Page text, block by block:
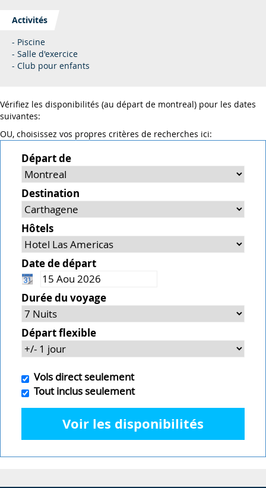
Activités
- Piscine
- Salle d'exercice
- Club pour enfants
Vérifiez les disponibilités (au départ de montreal) pour les dates
suivantes:
OU, choisissez vos propres critères de recherches ici:
Départ de
Destination
Hôtels
Date de départ
Durée du voyage
Départ flexible
Vols direct seulement
Tout inclus seulement
Voir les disponibilités